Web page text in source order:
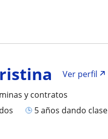
Ver perfil
y contratos
5 años dando clase